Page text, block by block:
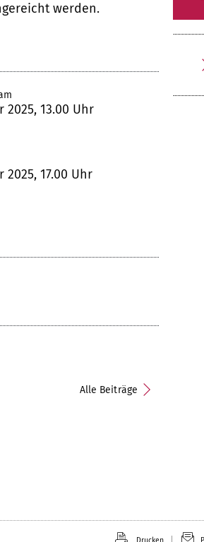
werden.
2025, 13.00 Uhr
2025, 17.00 Uhr
Alle Beiträge